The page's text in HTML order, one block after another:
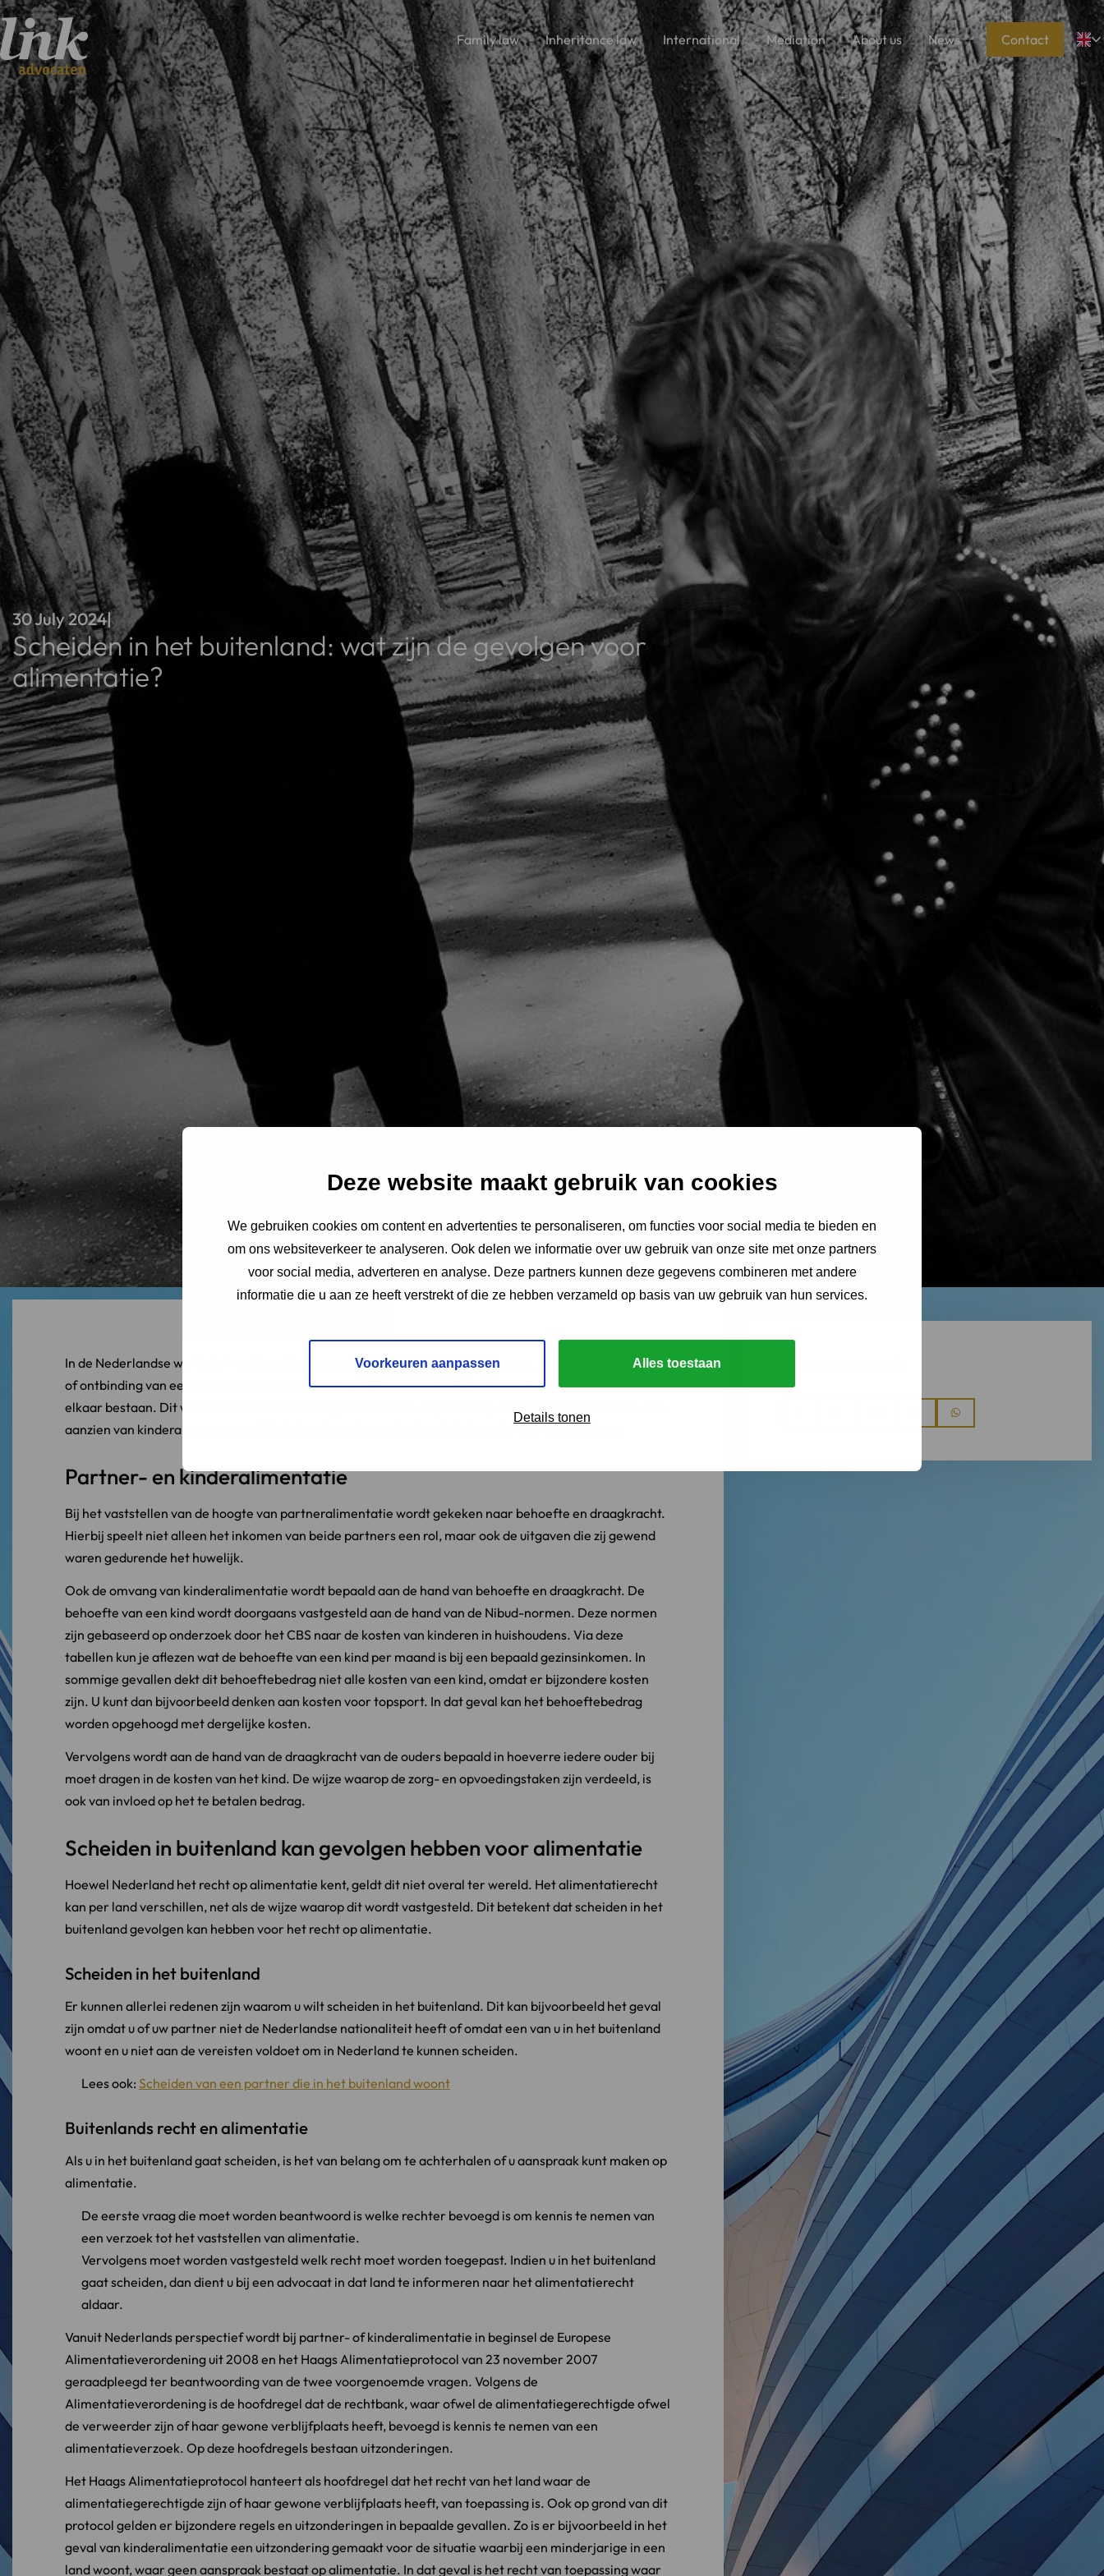
Deze website maakt gebruik van cookies
We gebruiken cookies om content en advertenties te personaliseren, om functies voor social media te bieden en
om ons websiteverkeer te analyseren. Ook delen we informatie over uw gebruik van onze site met onze partners
voor social media, adverteren en analyse. Deze partners kunnen deze gegevens combineren met andere
informatie die u aan ze heeft verstrekt of die ze hebben verzameld op basis van uw gebruik van hun services.
Voorkeuren aanpassen Alles toestaan
Details tonen
Family law Inheritance law International Mediation About us News Contact
30 July 2024|
Scheiden in het buitenland: wat zijn de gevolgen voor
alimentatie?
In de Nederlandse wet is het recht op kinder- en partneralimentatieopgenomen. Na een echtscheiding
of ontbinding van een geregistreerd partnerschap blijft een wederzijdse financiële zorgplicht voor
elkaar bestaan. Dit wordt
aanzien van kinderalimentatie geldt dat beide ouders onderhoudsplichtig zijn voor hun kinderen.
Partner- en kinderalimentatie
Bij het vaststellen van de hoogte van partneralimentatie wordt gekeken naar behoefte en draagkracht.
Hierbij speelt niet alleen het inkomen van beide partners een rol, maar ook de uitgaven die zij gewend
waren gedurende het huwelijk.
Ook de omvang van kinderalimentatie wordt bepaald aan de hand van behoefte en draagkracht. De
behoefte van een kind wordt doorgaans vastgesteld aan de hand van de Nibud-normen. Deze normen
zijn gebaseerd op onderzoek door het CBS naar de kosten van kinderen in huishoudens. Via deze
tabellen kun je aflezen wat de behoefte van een kind per maand is bij een bepaald gezinsinkomen. In
sommige gevallen dekt dit behoeftebedrag niet alle kosten van een kind, omdat er bijzondere kosten
zijn. U kunt dan bijvoorbeeld denken aan kosten voor topsport. In dat geval kan het behoeftebedrag
worden opgehoogd met dergelijke kosten.
Vervolgens wordt aan de hand van de draagkracht van de ouders bepaald in hoeverre iedere ouder bij
moet dragen in de kosten van het kind. De wijze waarop de zorg- en opvoedingstaken zijn verdeeld, is
ook van invloed op het te betalen bedrag.
Scheiden in buitenland kan gevolgen hebben voor alimentatie
Hoewel Nederland het recht op alimentatie kent, geldt dit niet overal ter wereld. Het alimentatierecht
kan per land verschillen, net als de wijze waarop dit wordt vastgesteld. Dit betekent dat scheiden in het
buitenland gevolgen kan hebben voor het recht op alimentatie.
Scheiden in het buitenland
Er kunnen allerlei redenen zijn waarom u wilt scheiden in het buitenland. Dit kan bijvoorbeeld het geval
zijn omdat u of uw partner niet de Nederlandse nationaliteit heeft of omdat een van u in het buitenland
woont en u niet aan de vereisten voldoet om in Nederland te kunnen scheiden.
Lees ook: Scheiden van een partner die in het buitenland woont
Buitenlands recht en alimentatie
Als u in het buitenland gaat scheiden, is het van belang om te achterhalen of u aanspraak kunt maken op
alimentatie.
De eerste vraag die moet worden beantwoord is welke rechter bevoegd is om kennis te nemen van
een verzoek tot het vaststellen van alimentatie.
Vervolgens moet worden vastgesteld welk recht moet worden toegepast. Indien u in het buitenland
gaat scheiden, dan dient u bij een advocaat in dat land te informeren naar het alimentatierecht
aldaar.
Vanuit Nederlands perspectief wordt bij partner- of kinderalimentatie in beginsel de Europese
Alimentatieverordening uit 2008 en het Haags Alimentatieprotocol van 23 november 2007
geraadpleegd ter beantwoording van de twee voorgenoemde vragen. Volgens de
Alimentatieverordening is de hoofdregel dat de rechtbank, waar ofwel de alimentatiegerechtigde ofwel
de verweerder zijn of haar gewone verblijfplaats heeft, bevoegd is kennis te nemen van een
alimentatieverzoek. Op deze hoofdregels bestaan uitzonderingen.
Het Haags Alimentatieprotocol hanteert als hoofdregel dat het recht van het land waar de
alimentatiegerechtigde zijn of haar gewone verblijfplaats heeft, van toepassing is. Ook op grond van dit
protocol gelden er bijzondere regels en uitzonderingen in bepaalde gevallen. Zo is er bijvoorbeeld in het
geval van kinderalimentatie een uitzondering gemaakt voor de situatie waarbij een minderjarige in een
land woont, waar geen aanspraak bestaat op alimentatie. In dat geval is het recht van toepassing waar
via
Share
via